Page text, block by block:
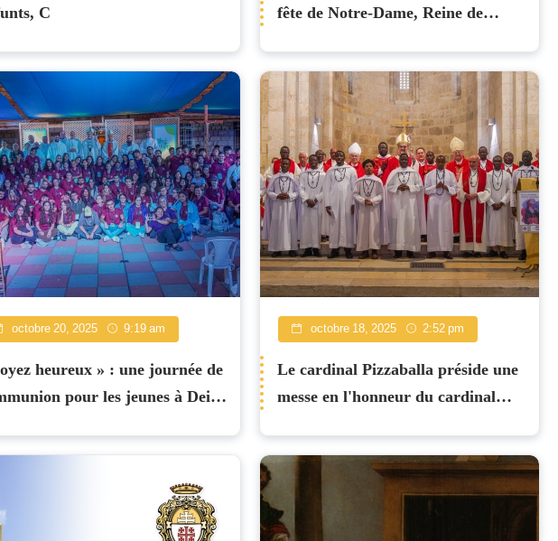
C
fête de Notre-Dame, Reine de
octobre 20, 2025 9:19 am
heureux » : une journée de
pour les jeunes à Deir
octobre 18, 2025 2:52 pm
Le cardinal Pizzaballa préside une
messe en l'honneur du cardinal